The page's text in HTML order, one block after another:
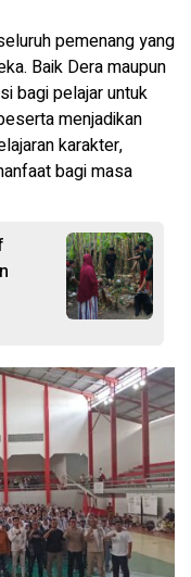
pemenang yang
Baik Dera maupun
bagi pelajar untuk
menjadikan
karakter,
bagi masa